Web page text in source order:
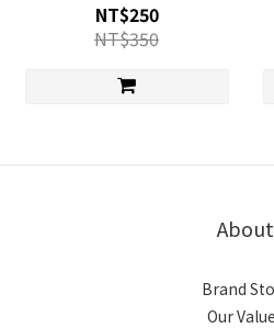
NT$250
NT$350
About
Brand
Our